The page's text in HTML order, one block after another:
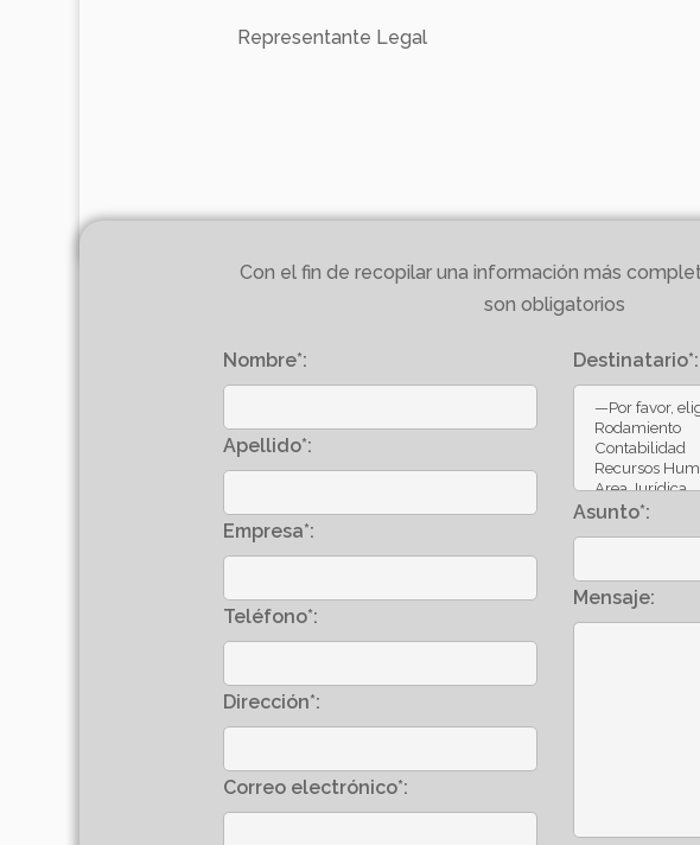
Representante Legal
Con el fin de recopilar una información más
son obligatorios
Nombre*:
Apellido*:
Empresa*:
Teléfono*:
Dirección*:
Correo electrónico*:
Destinatario*:
Asunto*:
Mensaje: